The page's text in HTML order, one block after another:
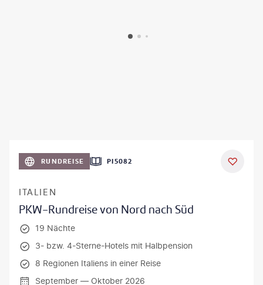
RUNDREISE PI5082
ITALIEN
PKW-Rundreise von Nord nach Süd
19 Nächte
3- bzw. 4-Sterne-Hotels mit Halbpension
8 Regionen Italiens in einer Reise
September — Oktober 2026